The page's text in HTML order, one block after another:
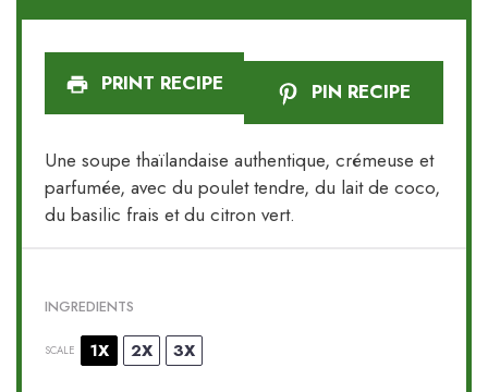
PRINT RECIPE PIN RECIPE
Une soupe thaïlandaise authentique, crémeuse et
parfumée, avec du poulet tendre, du lait de coco,
du basilic frais et du citron vert.
INGREDIENTS
SCALE 1X 2X 3X